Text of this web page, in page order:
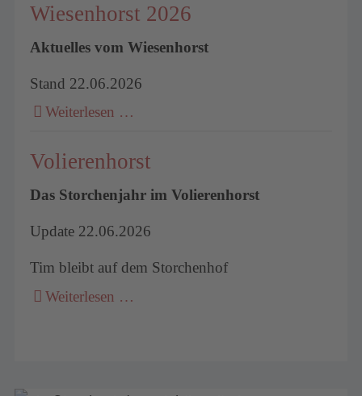
Wiesenhorst 2026
Aktuelles vom Wiesenhorst
Stand 22.06.2026
Weiterlesen …
Volierenhorst
Das Storchenjahr im Volierenhorst
Update 22.06.2026
Tim bleibt auf dem Storchenhof
Weiterlesen …